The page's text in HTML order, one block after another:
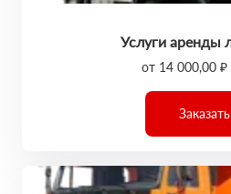
Услуги аренды
от 14 000,00
Заказать